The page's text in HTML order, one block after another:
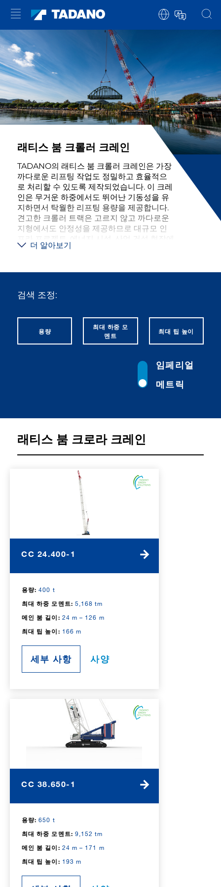
래티스 붐 크롤러 크레인
TADANO의 래티스 붐 크롤러 크레인은 가장
까다로운 리프팅 작업도 정밀하고 효율적으
로 처리할 수 있도록 제작되었습니다. 이 크레
인은 무거운 하중에서도 뛰어난 기동성을 유
지하면서 탁월한 리프팅 용량을 제공합니다.
견고한 크롤러 트랙은 고르지 않고 까다로운
지형에서도 안정성을 제공하므로 대규모 인
프라 프로젝트, 에너지 시설, 산업 건설 현장에
이상적입니다. 붐 부스터와 스플릿 트레이와
인의 활용성을 확장하여 더 높은 리프팅 용량
인은 최적화된 치수와 모듈식 구성품으로 운
송과 조립을 간소화하도록 설계되어 설치 시
둔 Tadano의 래티스 붐 크롤러 크레인은 탁
월한 신뢰성을 제공하여 가장 까다로운 조건
에서도 프로젝트 성공을 보장하는 동시에 대
더 알아보기
검색 조정:
용량
최대 하중 모
멘트
최대 팁 높이
메트릭
임페리얼
래티스 붐 크로라 크레인
CC 24.400-1
용량: 400 t
최대 하중 모멘트: 5,168 tm
메인 붐 길이: 24 m – 126 m
최대 팁 높이: 166 m
세부 사항 사양
CC 38.650-1
용량: 650 t
최대 하중 모멘트: 9,152 tm
메인 붐 길이: 24 m – 171 m
최대 팁 높이: 193 m